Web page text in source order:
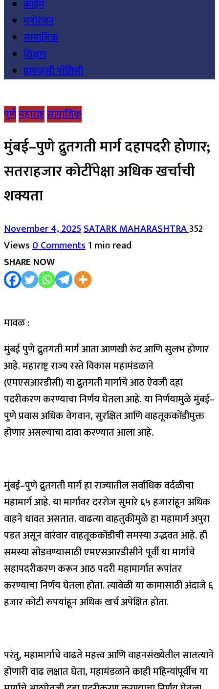
क्राईम
मनोरंजन
सामाजिक
शिक्षण
प्रायव्हसी पॉलिसी
पुणेमहाराष्ट्रसामाजिक
मुंबई–पुणे द्रुतगती मार्ग दहापदरी होणार;
सतराहजार कोटींपेक्षा अधिक खर्चाची
शक्यता
November 4, 2025SATARK MAHARASHTRA352
Views0 Comments1 min read
SHARE NOW
मावळ :
मुंबई पुणे द्रुतगती मार्ग आता आणखी रुंद आणि सुलभ होणार
आहे. महाराष्ट्र राज्य रस्ते विकास महामंडळाने
(एमएसआरडीसी) या द्रुतगती मार्गाचे आठ ऐवजी दहा
पदरीकरण करण्याचा निर्णय घेतला आहे. या निर्णयामुळे मुंबई–
पुणे प्रवास अधिक वेगवान, सुरक्षित आणि वाहतूककोंडीमुक्त
होणार असल्याचा दावा करण्यात आला आहे.
मुंबई–पुणे द्रुतगती मार्ग हा राज्यातील सर्वाधिक वर्दळीचा
महामार्ग आहे. या मार्गावर दररोज सुमारे ६५ हजारांहून अधिक
वाहने धावत असतात. वाढत्या वाहतुकीमुळे हा महामार्ग अपुरा
पडत असून वारंवार वाहतूककोंडीची समस्या उद्भवत आहे. ही
समस्या सोडवण्यासाठी एमएसआरडीसीने पूर्वी या मार्गाचे
सहापदरीकरण करून आठ पदरी महामार्गात रूपांतर
करण्याचा निर्णय घेतला होता. त्यावेळी या कामासाठी अंदाजे ६
हजार कोटी रुपयांहून अधिक खर्च अपेक्षित होता.
परंतु, महामार्गाचे वाढते महत्त्व आणि वाहनसंख्येतील सातत्याने
होणारी वाढ लक्षात घेता, महामंडळाने काही महिन्यांपूर्वीच या